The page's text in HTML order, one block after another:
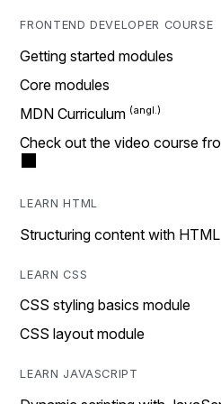
FRONTEND DEVELOPER COURSE
Getting started modules
Core modules
MDN Curriculum
Check out the video course
LEARN HTML
Structuring content with
LEARN CSS
CSS styling basics module
CSS layout module
LEARN JAVASCRIPT